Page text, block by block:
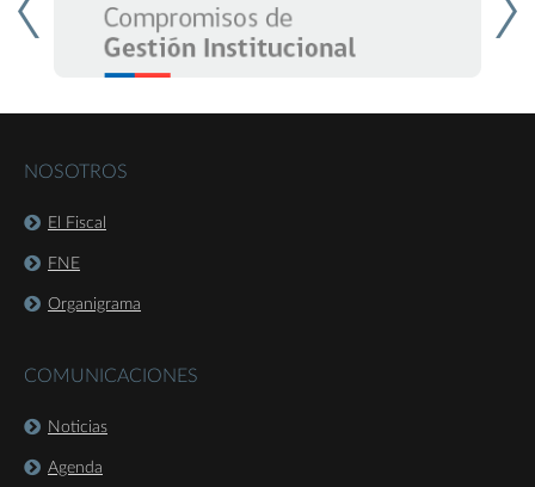
NOSOTROS
El Fiscal
FNE
Organigrama
COMUNICACIONES
Noticias
Agenda